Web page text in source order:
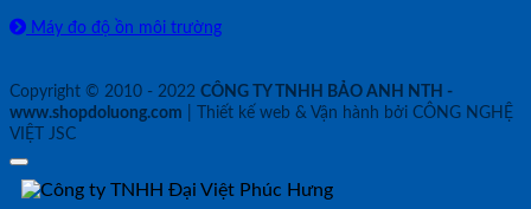
Máy đo độ ồn môi trường
Copyright © 2010 - 2022 CÔNG TY TNHH BẢO ANH NTH -
www.shopdoluong.com | Thiết kế web & Vận hành bởi CÔNG NGHỆ
VIỆT JSC